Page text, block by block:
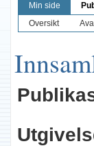
Min side
Oversikt